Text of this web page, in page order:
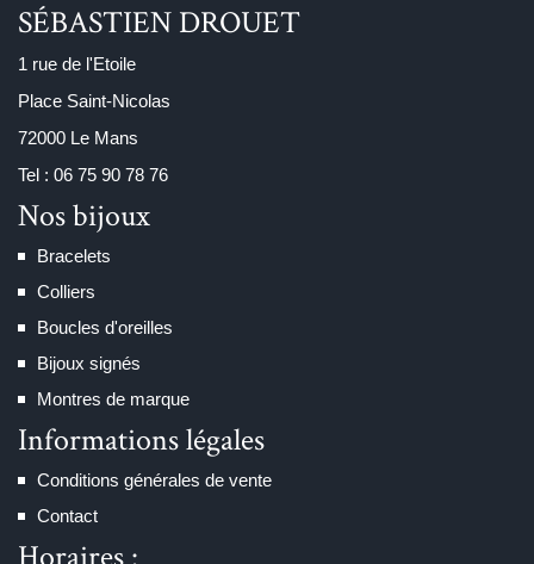
SÉBASTIEN DROUET
1 rue de l'Etoile
Place Saint-Nicolas
72000 Le Mans
Tel : 06 75 90 78 76
Nos bijoux
Bracelets
Colliers
Boucles d'oreilles
Bijoux signés
Montres de marque
Informations légales
Conditions générales de vente
Contact